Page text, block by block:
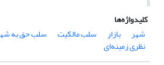
کلیدواژه‌ها
شهر
بازار سلب مالکیت سلب حق به
نظری زمینه‌ای